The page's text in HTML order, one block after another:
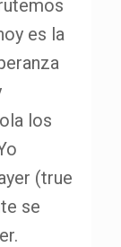
es la
los
(true
se